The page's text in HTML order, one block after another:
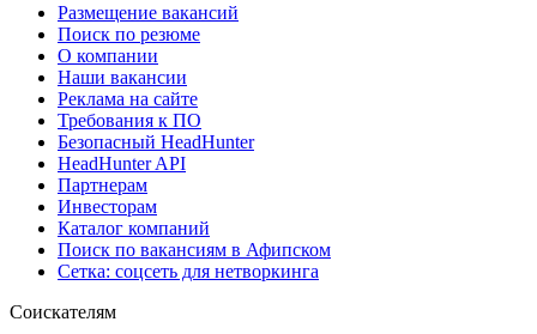
Размещение вакансий
Поиск по резюме
О компании
Наши вакансии
Реклама на сайте
Требования к ПО
Безопасный HeadHunter
HeadHunter API
Партнерам
Инвесторам
Каталог компаний
Поиск по вакансиям в Афипском
Сетка: соцсеть для нетворкинга
Соискателям